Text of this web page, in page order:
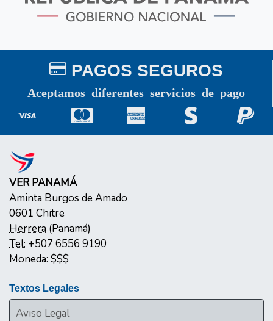
PAGOS SEGUROS
Aceptamos diferentes servicios de pago
VER PANAMÁ
Aminta Burgos de Amado
0601 Chitre
Herrera (Panamá)
Tel: +507 6556 9190
Moneda: $$$
Textos Legales
Aviso Legal